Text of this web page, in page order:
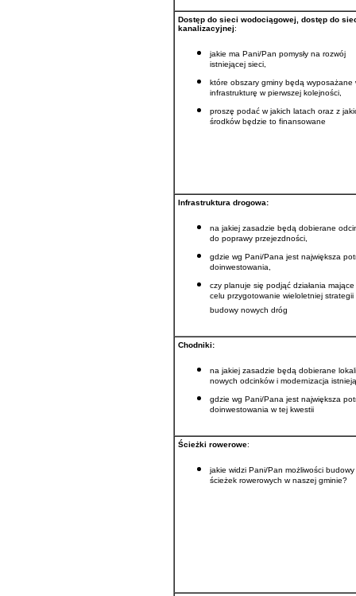
Dostęp do sieci wodociągowej, dostęp do
kanalizacyjnej:
jakie ma Pani/Pan pomysły na rozwój
istniejącej sieci,
które obszary gminy będą wyposażane
infrastrukturę w pierwszej kolejności,
proszę podać w jakich latach oraz z
środków będzie to finansowane
Infrastruktura drogowa:
na jakiej zasadzie będą dobierane
do poprawy przejezdności,
gdzie wg Pani/Pana jest największa
doinwestowania,
czy planuje się podjąć działania
celu przygotowanie wieloletniej strategii
budowy nowych dróg
Chodniki:
na jakiej zasadzie będą dobierane
nowych odcinków i modernizacja
gdzie wg Pani/Pana jest największa
doinwestowania w tej kwestii
Ścieżki rowerowe:
jakie widzi Pani/Pan możliwości budowy
ścieżek rowerowych w naszej gminie?